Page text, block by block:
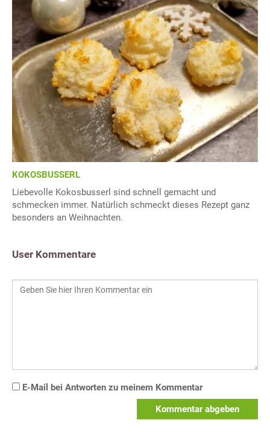
KOKOSBUSSERL
Liebevolle Kokosbusserl sind schnell gemacht und
schmecken immer. Natürlich schmeckt dieses Rezept ganz
besonders an Weihnachten.
User Kommentare
E-Mail bei Antworten zu meinem Kommentar
Kommentar abgeben